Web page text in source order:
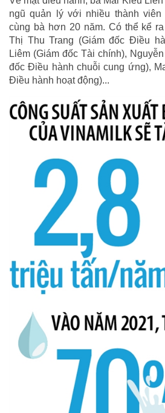
ngũ quản lý với nhiều thành viên
cùng bà hơn 20 năm. Có thể kể
Thị Thu Trang (Giám đốc Điều
Liêm (Giám đốc Tài chính),
đốc Điều hành chuỗi cung ứng),
Điều hành hoạt động)...